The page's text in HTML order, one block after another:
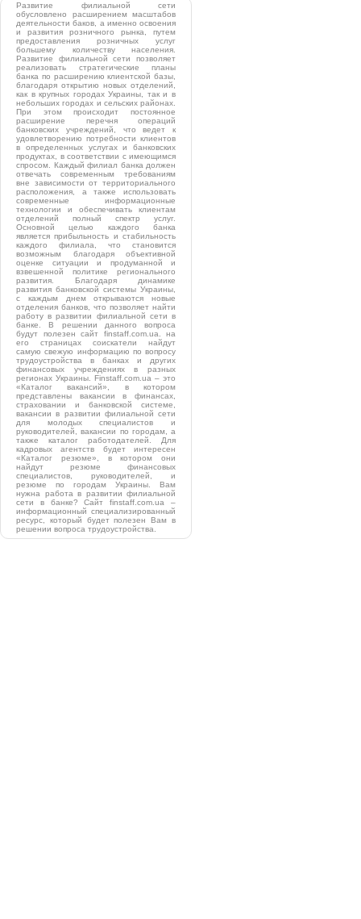
Развитие филиальной сети
обусловлено расширением масштабов
деятельности баков, а именно освоения
и развития розничного рынка, путем
предоставления розничных услуг
большему количеству населения.
Развитие филиальной сети позволяет
реализовать стратегические планы
банка по расширению клиентской базы,
благодаря открытию новых отделений,
как в крупных городах Украины, так и в
небольших городах и сельских районах.
При этом происходит постоянное
расширение перечня операций
банковских учреждений, что ведет к
удовлетворению потребности клиентов
в определенных услугах и банковских
продуктах, в соответствии с имеющимся
спросом. Каждый филиал банка должен
отвечать современным требованиям
вне зависимости от территориального
расположения, а также использовать
современные информационные
технологии и обеспечивать клиентам
отделений полный спектр услуг.
Основной целью каждого банка
является прибыльность и стабильность
каждого филиала, что становится
возможным благодаря объективной
оценке ситуации и продуманной и
взвешенной политике регионального
развития. Благодаря динамике
развития банковской системы Украины,
с каждым днем открываются новые
отделения банков, что позволяет найти
работу в развитии филиальной сети в
банке. В решении данного вопроса
будут полезен сайт finstaff.com.ua. на
его страницах соискатели найдут
самую свежую информацию по вопросу
трудоустройства в банках и других
финансовых учреждениях в разных
регионах Украины. Finstaff.com.ua – это
«Каталог вакансий», в котором
представлены вакансии в финансах,
страховании и банковской системе,
вакансии в развитии филиальной сети
для молодых специалистов и
руководителей, вакансии по городам, а
также каталог работодателей. Для
кадровых агентств будет интересен
«Каталог резюме», в котором они
найдут резюме финансовых
специалистов, руководителей, и
резюме по городам Украины. Вам
нужна работа в развитии филиальной
сети в банке? Сайт finstaff.com.ua –
информационный специализированный
ресурс, который будет полезен Вам в
решении вопроса трудоустройства.